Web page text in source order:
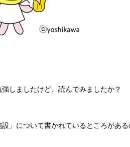
しましたけど、読んでみましたか？
」について書かれているところがある